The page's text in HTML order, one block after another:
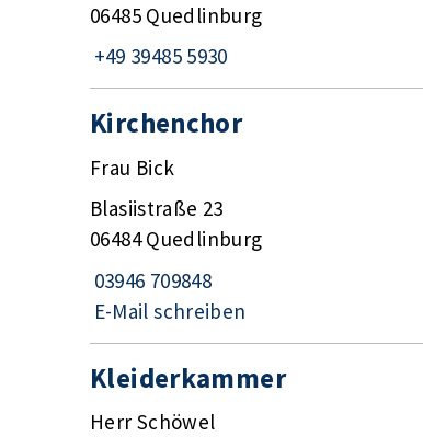
06485 Quedlinburg
+49 39485 5930
Kirchenchor
Frau Bick
Blasiistraße 23
06484 Quedlinburg
03946 709848
E-Mail schreiben
Kleiderkammer
Herr Schöwel